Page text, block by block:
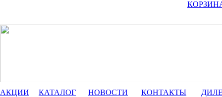
АКЦИИ КАТАЛОГ НОВОСТИ КОНТАКТЫ